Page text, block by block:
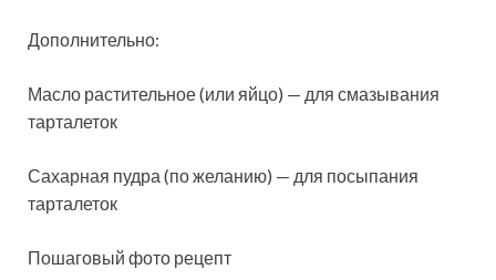
Дополнительно:
Масло растительное (или яйцо) — для смазывания
тарталеток
Сахарная пудра (по желанию) — для посыпания
тарталеток
Пошаговый фото рецепт